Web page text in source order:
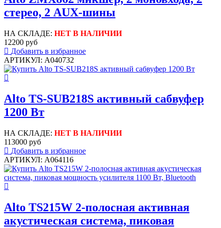
стерео, 2 AUX-шины
НА СКЛАДЕ: НЕТ В НАЛИЧИИ
12200 руб
Добавить в избранное
АРТИКУЛ: A040732
Alto TS-SUB218S активный сабвуфер
1200 Вт
НА СКЛАДЕ: НЕТ В НАЛИЧИИ
113000 руб
Добавить в избранное
АРТИКУЛ: A064116
Alto TS215W 2-полосная активная
акустическая система, пиковая